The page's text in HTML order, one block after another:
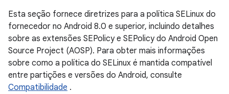
Esta seção fornece diretrizes para a política SELinux do
fornecedor no Android 8.0 e superior, incluindo detalhes
sobre as extensões SEPolicy e SEPolicy do Android Open
Source Project (AOSP). Para obter mais informações
sobre como a política do SELinux é mantida compatível
entre partições e versões do Android, consulte
Compatibilidade .